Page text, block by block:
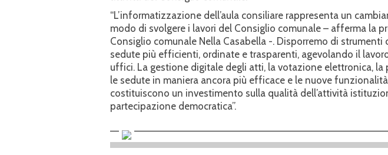
“L’informatizzazione dell’aula consiliare rappresenta un
modo di svolgere i lavori del Consiglio comunale – afferma la
Consiglio comunale Nella Casabella -. Disporremo di strumenti
sedute più efficienti, ordinate e trasparenti, agevolando il
uffici. La gestione digitale degli atti, la votazione elettronica, la
le sedute in maniera ancora più efficace e le nuove
costituiscono un investimento sulla qualità dell’attività
partecipazione democratica”.